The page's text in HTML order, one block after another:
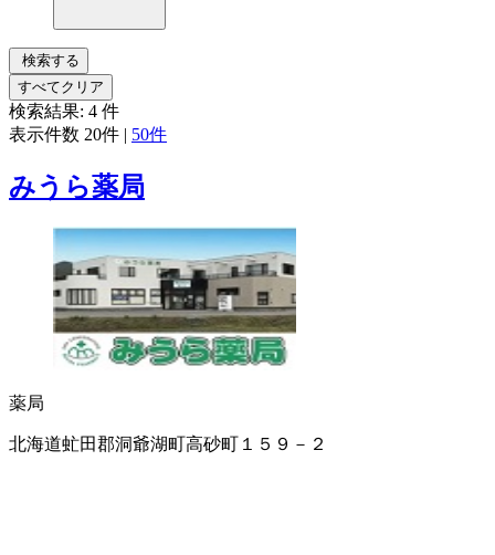
検索する
すべてクリア
検索結果: 4 件
表示件数 20件 | 50件
みうら薬局
薬局
北海道虻田郡洞爺湖町高砂町１５９－２